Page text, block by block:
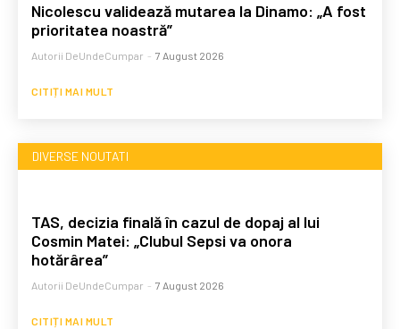
Nicolescu validează mutarea la Dinamo: „A fost
prioritatea noastră”
Autorii DeUndeCumpar - 7 August 2026
CITIȚI MAI MULT
DIVERSE NOUTATI
TAS, decizia finală în cazul de dopaj al lui
Cosmin Matei: „Clubul Sepsi va onora
hotărârea”
Autorii DeUndeCumpar - 7 August 2026
CITIȚI MAI MULT